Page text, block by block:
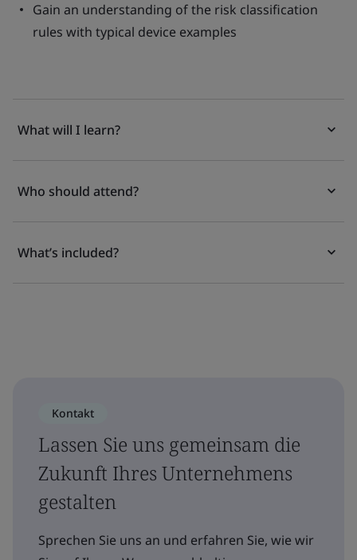
Gain an understanding of the risk classification
rules with typical device examples
What will I learn?
Who should attend?
What’s included?
Kontakt
Lassen Sie uns gemeinsam die
Zukunft Ihres Unternehmens
gestalten
Sprechen Sie uns an und erfahren Sie, wie wir